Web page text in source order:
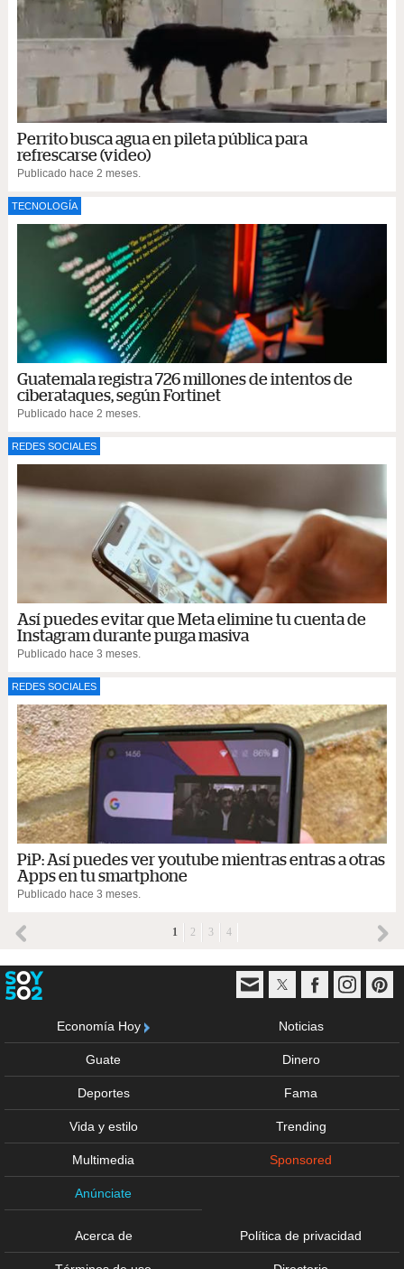
Perrito busca agua en pileta pública para
refrescarse (video)
Publicado hace 2 meses.
TECNOLOGÍA
Guatemala registra 726 millones de intentos de
ciberataques, según Fortinet
Publicado hace 2 meses.
REDES SOCIALES
Así puedes evitar que Meta elimine tu cuenta de
Instagram durante purga masiva
Publicado hace 3 meses.
REDES SOCIALES
PiP: Así puedes ver youtube mientras entras a otras
Apps en tu smartphone
Publicado hace 3 meses.
1 2 3 4
Economía Hoy Noticias
Guate Dinero
Deportes Fama
Vida y estilo Trending
Multimedia Sponsored
Anúnciate
Acerca de Política de privacidad